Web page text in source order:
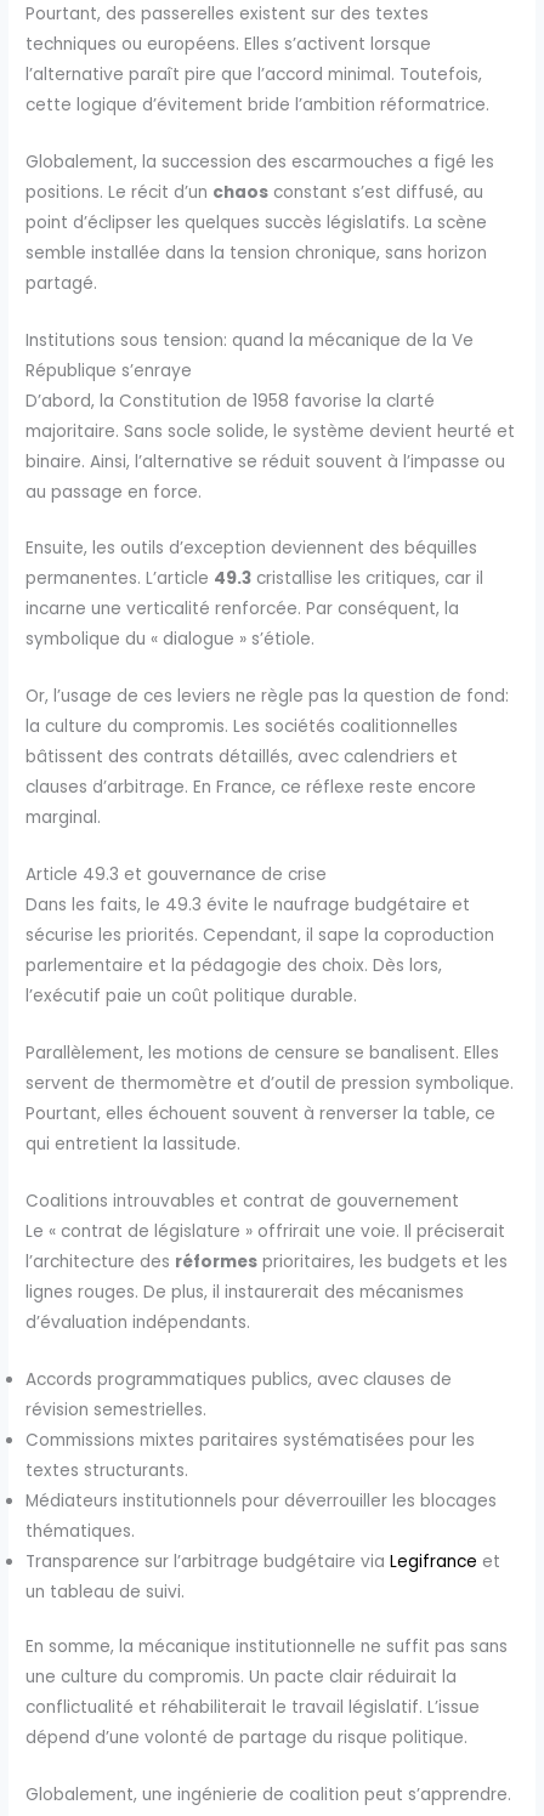
Pourtant, des passerelles existent sur des textes
techniques ou européens. Elles s’activent lorsque
l’alternative paraît pire que l’accord minimal. Toutefois,
cette logique d’évitement bride l’ambition réformatrice.
Globalement, la succession des escarmouches a figé les
positions. Le récit d’un chaos constant s’est diffusé, au
point d’éclipser les quelques succès législatifs. La scène
semble installée dans la tension chronique, sans horizon
partagé.
Institutions sous tension: quand la mécanique de la Ve
République s’enraye
D’abord, la Constitution de 1958 favorise la clarté
majoritaire. Sans socle solide, le système devient heurté et
binaire. Ainsi, l’alternative se réduit souvent à l’impasse ou
au passage en force.
Ensuite, les outils d’exception deviennent des béquilles
permanentes. L’article 49.3 cristallise les critiques, car il
incarne une verticalité renforcée. Par conséquent, la
symbolique du « dialogue » s’étiole.
Or, l’usage de ces leviers ne règle pas la question de fond:
la culture du compromis. Les sociétés coalitionnelles
bâtissent des contrats détaillés, avec calendriers et
clauses d’arbitrage. En France, ce réflexe reste encore
marginal.
Article 49.3 et gouvernance de crise
Dans les faits, le 49.3 évite le naufrage budgétaire et
sécurise les priorités. Cependant, il sape la coproduction
parlementaire et la pédagogie des choix. Dès lors,
l’exécutif paie un coût politique durable.
Parallèlement, les motions de censure se banalisent. Elles
servent de thermomètre et d’outil de pression symbolique.
Pourtant, elles échouent souvent à renverser la table, ce
qui entretient la lassitude.
Coalitions introuvables et contrat de gouvernement
Le « contrat de législature » offrirait une voie. Il préciserait
l’architecture des réformes prioritaires, les budgets et les
lignes rouges. De plus, il instaurerait des mécanismes
d’évaluation indépendants.
Accords programmatiques publics, avec clauses de
révision semestrielles.
Commissions mixtes paritaires systématisées pour les
textes structurants.
Médiateurs institutionnels pour déverrouiller les blocages
thématiques.
Transparence sur l’arbitrage budgétaire viaLegifrance et
un tableau de suivi.
En somme, la mécanique institutionnelle ne suffit pas sans
une culture du compromis. Un pacte clair réduirait la
conflictualité et réhabiliterait le travail législatif. L’issue
dépend d’une volonté de partage du risque politique.
Globalement, une ingénierie de coalition peut s’apprendre.